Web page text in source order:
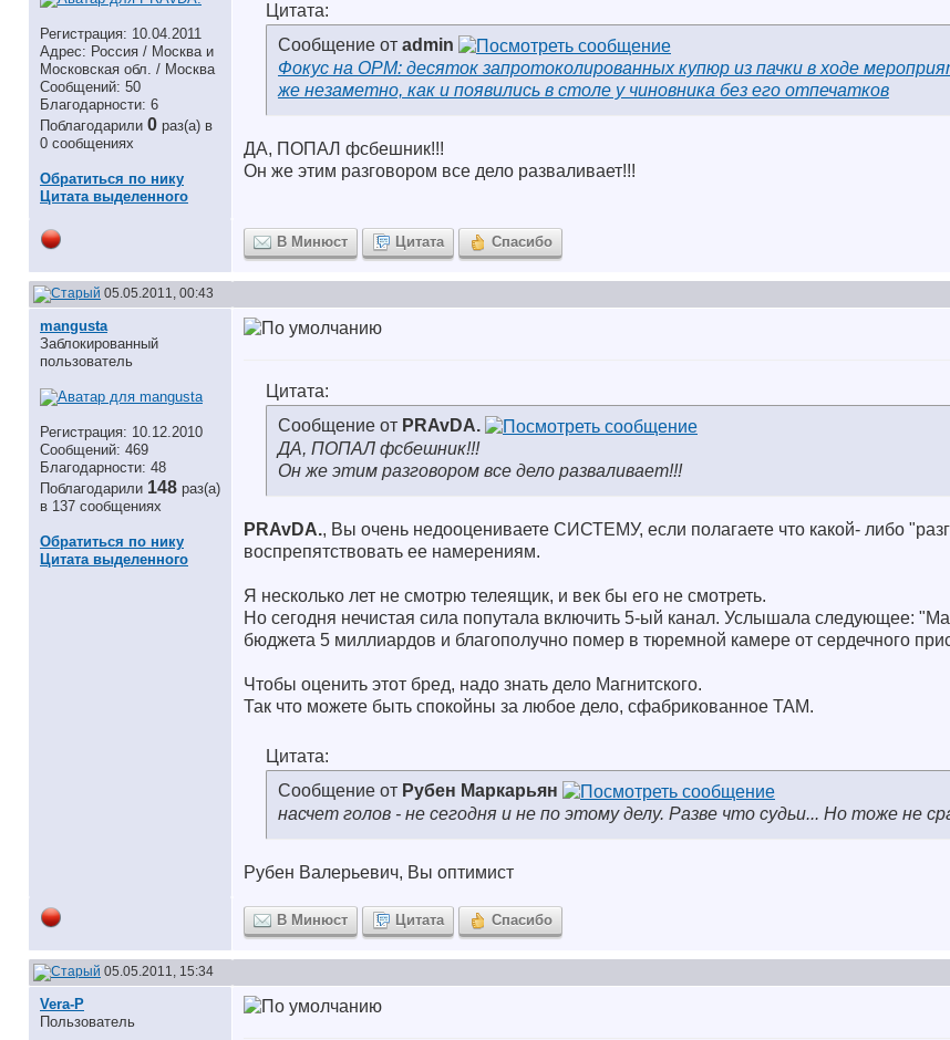
Регистрация: 10.04.2011
Адрес: Россия / Москва и
Московская обл. / Москва
Сообщений: 50
Благодарности: 6
Поблагодарили 0 раз(а) в
0 сообщениях
Обратиться по нику
Цитата выделенного
Цитата:
Сообщение от admin
Фокус на ОРМ: десяток запротоколированных купюр из пачки в ходе
же незаметно, как и появились в столе у чиновника без его отпечатков
ДА, ПОПАЛ фсбешник!!!
Он же этим разговором все дело разваливает!!!
В Минюст Цитата Спасибо
05.05.2011, 00:43
mangusta
Заблокированный
пользователь
Регистрация: 10.12.2010
Сообщений: 469
Благодарности: 48
Поблагодарили 148 раз(а)
в 137 сообщениях
Обратиться по нику
Цитата выделенного
Цитата:
Сообщение от PRAvDA.
ДА, ПОПАЛ фсбешник!!!
Он же этим разговором все дело разваливает!!!
PRAvDA., Вы очень недооцениваете СИСТЕМУ, если полагаете что какой- либо
воспрепятствовать ее намерениям.
Я несколько лет не смотрю телеящик, и век бы его не смотреть.
Но сегодня нечистая сила попутала включить 5-ый канал. Услышала следующее:
бюджета 5 миллиардов и благополучно помер в тюремной камере от сердечного
Чтобы оценить этот бред, надо знать дело Магнитского.
Так что можете быть спокойны за любое дело, сфабрикованное ТАМ.
Цитата:
Сообщение от Рубен Маркарьян
насчет голов - не сегодня и не по этому делу. Разве что судьи... Но тоже не
Рубен Валерьевич, Вы оптимист
В Минюст Цитата Спасибо
05.05.2011, 15:34
Vera-P
Пользователь